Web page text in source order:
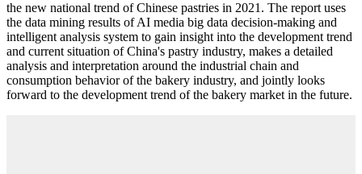
the new national trend of Chinese pastries in 2021. The report uses
the data mining results of AI media big data decision-making and
intelligent analysis system to gain insight into the development trend
and current situation of China's pastry industry, makes a detailed
analysis and interpretation around the industrial chain and
consumption behavior of the bakery industry, and jointly looks
forward to the development trend of the bakery market in the future.